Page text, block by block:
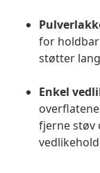
for
støtter
Enkel
fjerne støv